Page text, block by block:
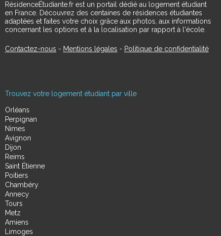
RésidenceÉtudiante.fr est un portail dédié au logement étudiant
en France. Découvrez des centaines de résidences étudiantes
adaptées et faites votre choix grâce aux photos, aux informations
concernant les options et à la localisation par rapport à l'école.
Contactez-nous - Mentions légales - Politique de confidentialité
Trouvez votre logement étudiant par ville
Orléans
Perpignan
Nimes
Avignon
Dijon
Reims
Saint Étienne
Poitiers
Chambéry
Annecy
Tours
Metz
Amiens
Limoges